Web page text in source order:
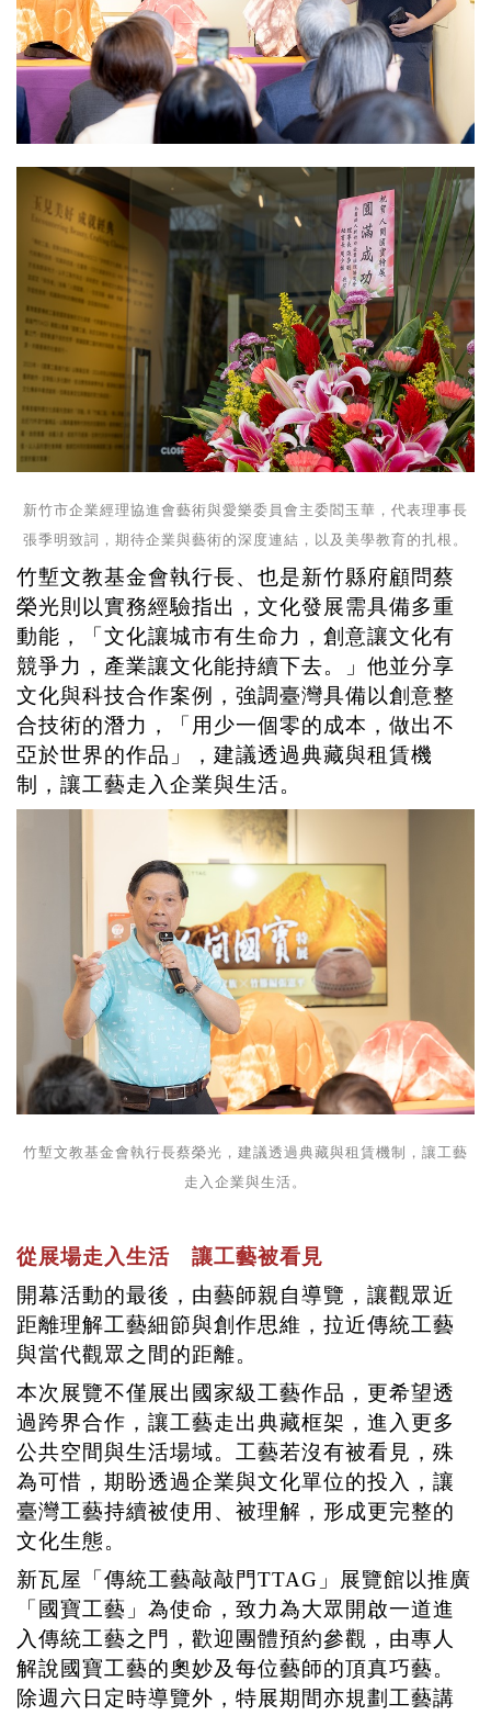
新竹市企業經理協進會藝術與愛樂委員會主委閻玉華，代表理事長
張季明致詞，期待企業與藝術的深度連結，以及美學教育的扎根。
竹塹文教基金會執行長、也是新竹縣府顧問蔡
榮光則以實務經驗指出，文化發展需具備多重
動能，「文化讓城市有生命力，創意讓文化有
競爭力，產業讓文化能持續下去。」他並分享
文化與科技合作案例，強調臺灣具備以創意整
合技術的潛力，「用少一個零的成本，做出不
亞於世界的作品」，建議透過典藏與租賃機
制，讓工藝走入企業與生活。
竹塹文教基金會執行長蔡榮光，建議透過典藏與租賃機制，讓工藝
走入企業與生活。
從展場走入生活 讓工藝被看見
開幕活動的最後，由藝師親自導覽，讓觀眾近
距離理解工藝細節與創作思維，拉近傳統工藝
與當代觀眾之間的距離。
本次展覽不僅展出國家級工藝作品，更希望透
過跨界合作，讓工藝走出典藏框架，進入更多
公共空間與生活場域。工藝若沒有被看見，殊
為可惜，期盼透過企業與文化單位的投入，讓
臺灣工藝持續被使用、被理解，形成更完整的
文化生態。
新瓦屋「傳統工藝敲敲門TTAG 」展覽館以推廣
「國寶工藝」為使命，致力為大眾開啟一道進
入傳統工藝之門，歡迎團體預約參觀，由專人
解說國寶工藝的奧妙及每位藝師的頂真巧藝。
除週六日定時導覽外，特展期間亦規劃工藝講